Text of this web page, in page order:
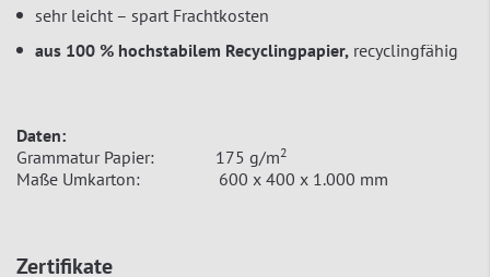
sehr leicht – spart Frachtkosten
aus 100 % hochstabilem Recyclingpapier, recyclingfähig
Daten:
Grammatur Papier: 175 g/m2
Maße Umkarton: 600 x 400 x 1.000 mm
Zertifikate